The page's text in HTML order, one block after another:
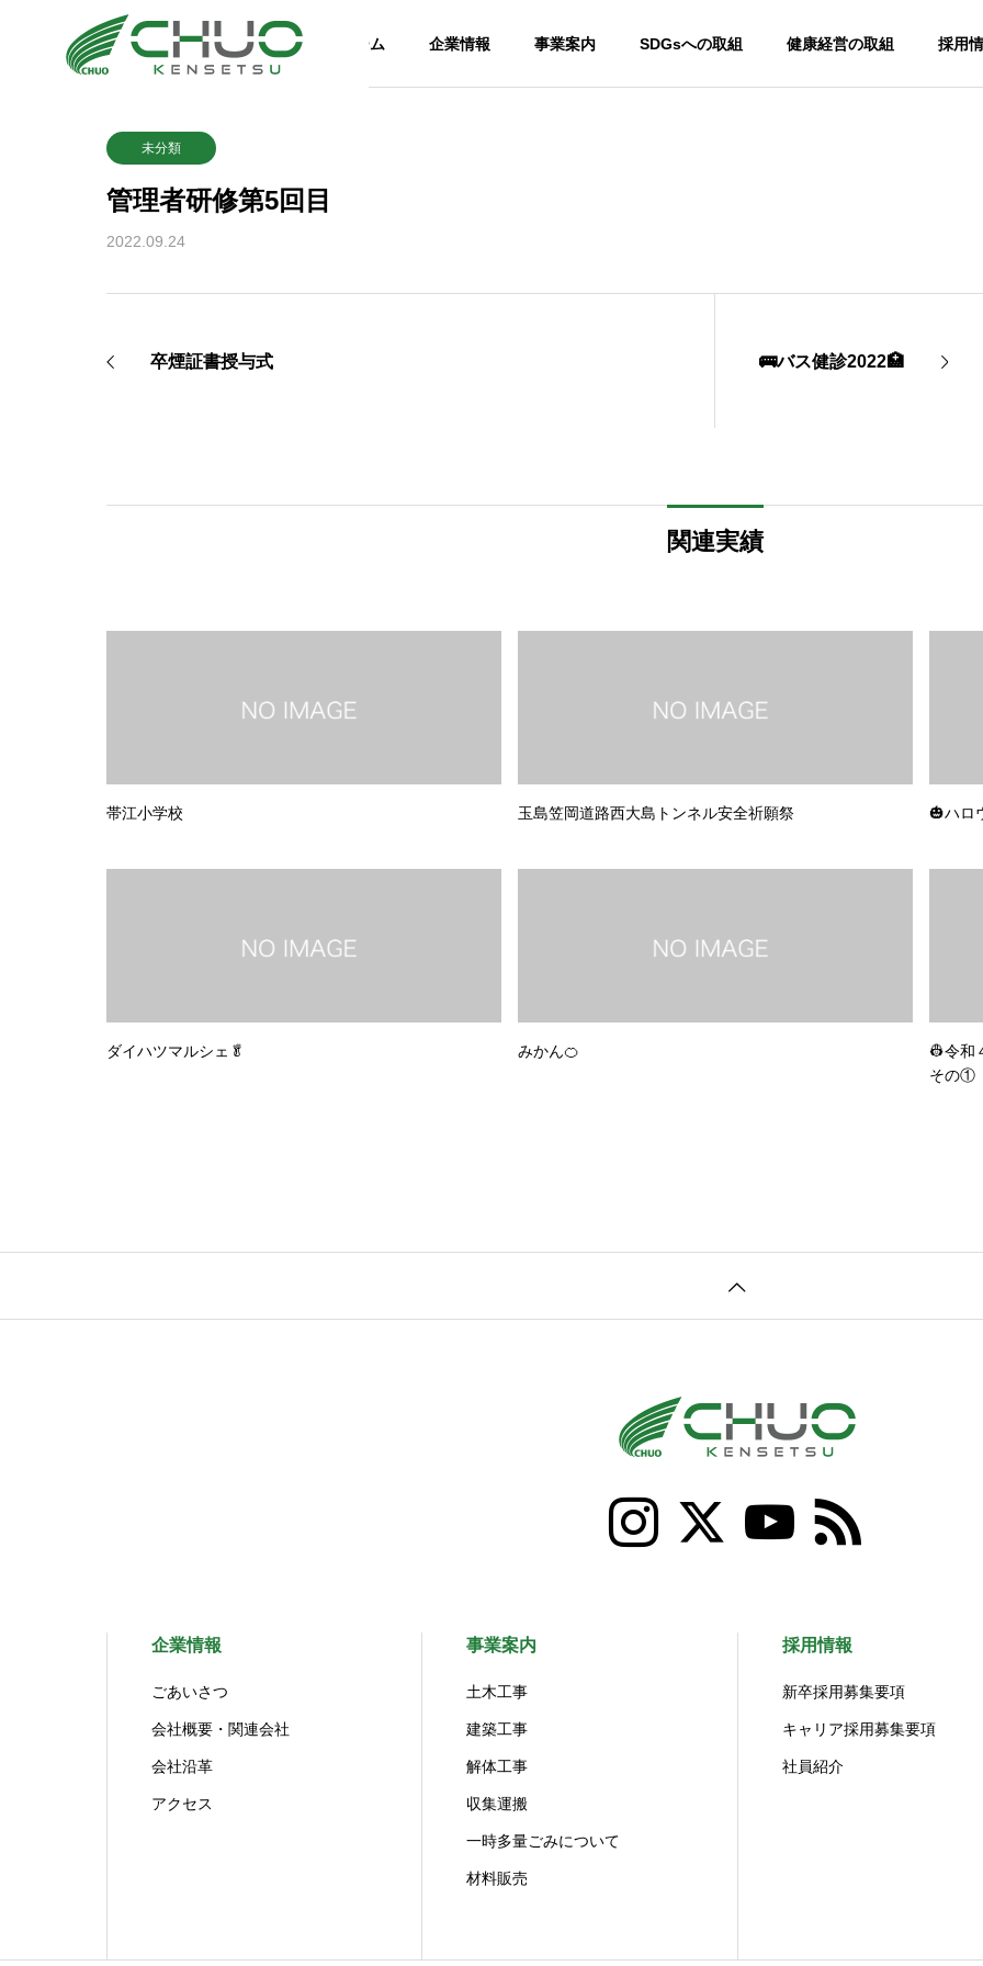
ホーム 企業情報 事業案内 SDGsへの取組 健康経営の取組 採用
未分類
管理者研修第5回目
2022.09.24
卒煙証書授与式 🚌バス健診2022🏥
関連実績
帯江小学校 玉島笠岡道路西大島トンネル安全祈願祭 🎃ハロ
ダイハツマルシェ🥬 みかん🍊
👷令和
その①
企業情報
ごあいさつ
会社概要・関連会社
会社沿革
アクセス
事業案内
土木工事
建築工事
解体工事
収集運搬
一時多量ごみについて
材料販売
採用情報
新卒採用募集要項
キャリア採用募集要項
社員紹介